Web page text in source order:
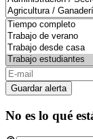
Guardar alerta
No es lo qué